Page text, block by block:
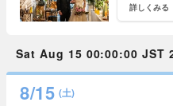
詳しくみる
Sat Aug 15 00:00:00 JST
8/15 (土)